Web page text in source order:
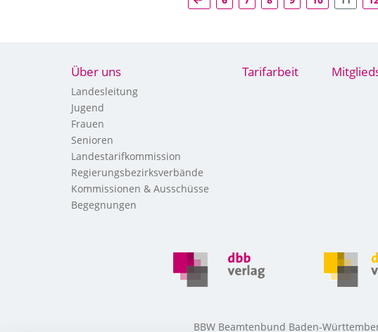
Über uns
Landesleitung
Jugend
Frauen
Senioren
Landestarifkommission
Regierungsbezirksverbände
Kommissionen & Ausschüsse
Begegnungen
Tarifarbeit
BBW Beamtenbund Baden-